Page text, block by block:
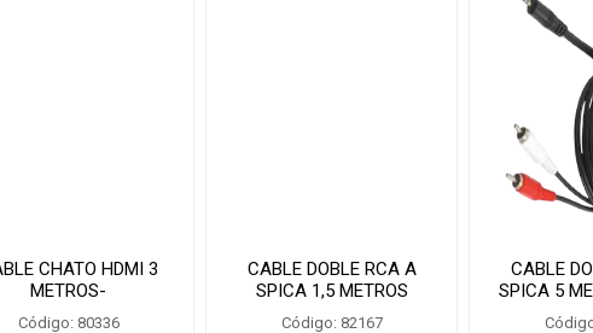
CHATO HDMI 3
METROS-
HDMI300/B3010
Código: 80336
CABLE DOBLE RCA A
SPICA 1,5 METROS
14487
Código: 82167
CABLE
SPICA 5